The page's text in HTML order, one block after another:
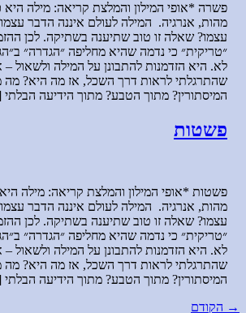
פשרה *אופי המילון והמלצת קריאה: מילה היא
מהות, אנרגיה. המילה לעולם איננה הדבר
עצמו? שאלה זו טוב שתיענה בשתיקה. לכן
״טריקית״ כי נדמה שהיא מחליפה ״הגדרה״
לא. היא הזדמנות להתבונן על המילה ולשאול
שהתרגלתי לראות דרך השכל, אז מה היא? מה
המיסתורין? מתוך הטבע? מתוך הידיעה
פשטות
פשטות *אופי המילון והמלצת קריאה: מילה
מהות, אנרגיה. המילה לעולם איננה הדבר
עצמו? שאלה זו טוב שתיענה בשתיקה. לכן
״טריקית״ כי נדמה שהיא מחליפה ״הגדרה״
לא. היא הזדמנות להתבונן על המילה ולשאול
שהתרגלתי לראות דרך השכל, אז מה היא? מה
המיסתורין? מתוך הטבע? מתוך הידיעה
→ הקודם